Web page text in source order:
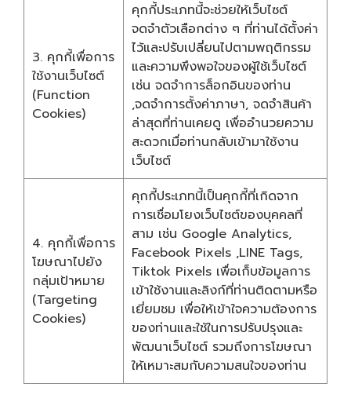
3. คุกกี้เพื่อการ
ใช้งานเว็บไซต์
(Function
Cookies)
คุกกี้ประเภทนี้จะช่วยให้เว็บไซต์
จดจำตัวเลือกต่าง ๆ ที่ท่านได้ตั้งค่า
ไว้และปรับเปลี่ยนไปตามพฤติกรรม
และความพึงพอใจของผู้ใช้เว็บไซต์
เช่น จดจำการล็อกอินของท่าน
,จดจำการตั้งค่าภาษา, จดจำสินค้า
ล่าสุดที่ท่านเคยดู เพื่ออำนวยความ
สะดวกเมื่อท่านกลับเข้ามาใช้งาน
เว็บไซต์
4. คุกกี้เพื่อการ
โฆษณาไปยัง
กลุ่มเป้าหมาย
(Targeting
Cookies)
คุกกี้ประเภทนี้เป็นคุกกี้ที่เกิดจาก
การเชื่อมโยงเว็บไซต์ของบุคคลที่
สาม เช่น Google Analytics,
Facebook Pixels ,LINE Tags,
Tiktok Pixels เพื่อเก็บข้อมูลการ
เข้าใช้งานและลิงก์ที่ท่านติดตามหรือ
เยี่ยมชม เพื่อให้เข้าใจความต้องการ
ของท่านและใช้ในการปรับปรุงและ
พัฒนาเว็บไซต์ รวมถึงการโฆษณา
ให้เหมาะสมกับความสนใจของท่าน